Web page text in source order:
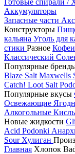
Аккумуляторы
Запасные части
Конструкторы
кальяна Уголь для
стики Разное
Классический
Популярные
Blaze Salt Maxwells
Catch! Loot Salt
Популярные вкусы
Освежающие
Алкогольные
Новые жидкости
Acid Podonki
Sour Хулиган
Главная Хлопок